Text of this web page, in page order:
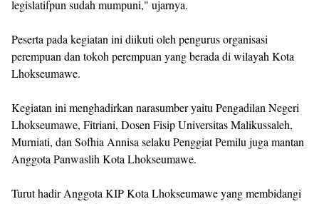
legislatifpun sudah mumpuni," ujarnya.
Peserta pada kegiatan ini diikuti oleh pengurus organisasi
perempuan dan tokoh perempuan yang berada di wilayah Kota
Lhokseumawe.
Kegiatan ini menghadirkan narasumber yaitu Pengadilan Negeri
Lhokseumawe, Fitriani, Dosen Fisip Universitas Malikussaleh,
Murniati, dan Sofhia Annisa selaku Penggiat Pemilu juga mantan
Anggota Panwaslih Kota Lhokseumawe.
Turut hadir Anggota KIP Kota Lhokseumawe yang membidangi